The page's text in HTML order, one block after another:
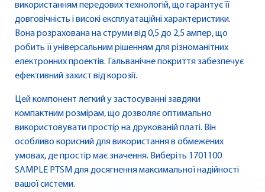
використанням передових технологій, що гарантує її
довговічність і високі експлуатаційні характеристики.
Вона розрахована на струми від 0,5 до 2,5 ампер, що
робить її універсальним рішенням для різноманітних
електронних проектів. Гальванічне покриття забезпечує
ефективний захист від корозії.
Цей компонент легкий у застосуванні завдяки
компактним розмірам, що дозволяє оптимально
використовувати простір на друкованій платі. Він
особливо корисний для використання в обмежених
умовах, де простір має значення. Виберіть 1701100
SAMPLE PTSM для досягнення максимальної надійності
вашої системи.